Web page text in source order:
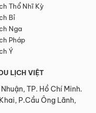
Thổ Nhĩ Kỳ
Bỉ
Nga
Pháp
Ý
LỊCH VIỆT
TP. Hồ Chí Minh.
P.Cầu Ông Lãnh,